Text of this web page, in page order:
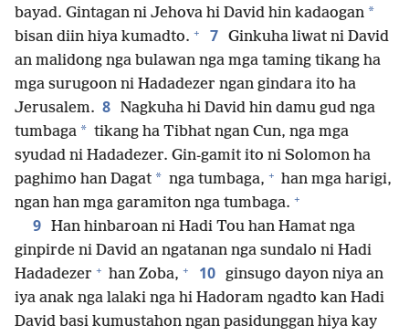
bayad. Gintagan ni Jehova hi David hin kadaogan *
bisan diin hiya kumadto. + 7 Ginkuha liwat ni David
an malidong nga bulawan nga mga taming tikang ha
mga surugoon ni Hadadezer ngan gindara ito ha
Jerusalem. 8 Nagkuha hi David hin damu gud nga
tumbaga * tikang ha Tibhat ngan Cun, nga mga
syudad ni Hadadezer. Gin-gamit ito ni Solomon ha
paghimo han Dagat * nga tumbaga, + han mga harigi,
ngan han mga garamiton nga tumbaga. +
9 Han hinbaroan ni Hadi Tou han Hamat nga
ginpirde ni David an ngatanan nga sundalo ni Hadi
Hadadezer + han Zoba, + 10 ginsugo dayon niya an
iya anak nga lalaki nga hi Hadoram ngadto kan Hadi
David basi kumustahon ngan pasidunggan hiya kay